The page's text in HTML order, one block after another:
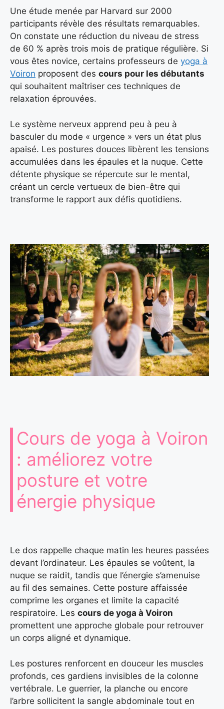
Une étude menée par Harvard sur 2000
participants révèle des résultats remarquables.
On constate une réduction du niveau de stress
de 60 % après trois mois de pratique régulière. Si
vous êtes novice, certains professeurs de yoga à
Voiron proposent des cours pour les débutants
qui souhaitent maîtriser ces techniques de
relaxation éprouvées.
Le système nerveux apprend peu à peu à
basculer du mode « urgence » vers un état plus
apaisé. Les postures douces libèrent les tensions
accumulées dans les épaules et la nuque. Cette
détente physique se répercute sur le mental,
créant un cercle vertueux de bien-être qui
transforme le rapport aux défis quotidiens.
Cours de yoga à Voiron
: améliorez votre
posture et votre
énergie physique
Le dos rappelle chaque matin les heures passées
devant l’ordinateur. Les épaules se voûtent, la
nuque se raidit, tandis que l’énergie s’amenuise
au fil des semaines. Cette posture affaissée
comprime les organes et limite la capacité
respiratoire. Les cours de yoga à Voiron
promettent une approche globale pour retrouver
un corps aligné et dynamique.
Les postures renforcent en douceur les muscles
profonds, ces gardiens invisibles de la colonne
vertébrale. Le guerrier, la planche ou encore
l’arbre sollicitent la sangle abdominale tout en